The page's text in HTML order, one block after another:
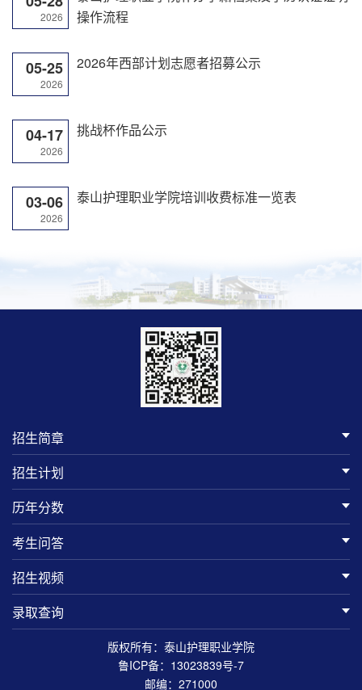
2026
操作流程
05-25
2026
2026年西部计划志愿者招募公示
04-17
2026
挑战杯作品公示
03-06
2026
泰山护理职业学院培训收费标准一览表
招生简章
招生计划
历年分数
考生问答
招生视频
录取查询
版权所有：泰山护理职业学院
鲁ICP备：13023839号-7
邮编：271000